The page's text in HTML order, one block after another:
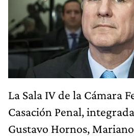
La Sala IV de la Cámara
Casación Penal,
Gustavo Hornos,